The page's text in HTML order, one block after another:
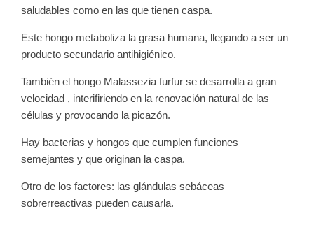
saludables como en las que tienen caspa.
Este hongo metaboliza la grasa humana, llegando a ser un
producto secundario antihigiénico.
También el hongo Malassezia furfur se desarrolla a gran
velocidad , interifiriendo en la renovación natural de las
células y provocando la picazón.
Hay bacterias y hongos que cumplen funciones
semejantes y que originan la caspa.
Otro de los factores: las glándulas sebáceas
sobrerreactivas pueden causarla.